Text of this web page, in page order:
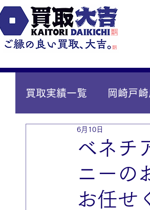
買取実績一覧 岡崎戸
IY安城店（安城桜井町
ベネチ
ニーの
お任せ
6月10日